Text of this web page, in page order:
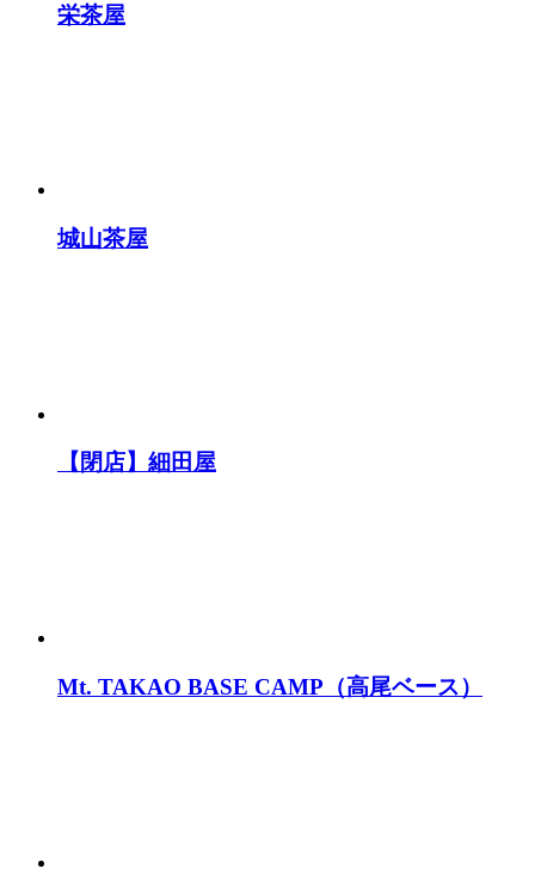
栄茶屋
城山茶屋
【閉店】細田屋
Mt. TAKAO BASE CAMP（高尾ベース）